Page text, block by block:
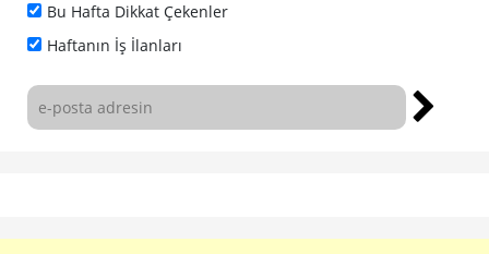
Bu Hafta Dikkat Çekenler
Haftanın İş İlanları